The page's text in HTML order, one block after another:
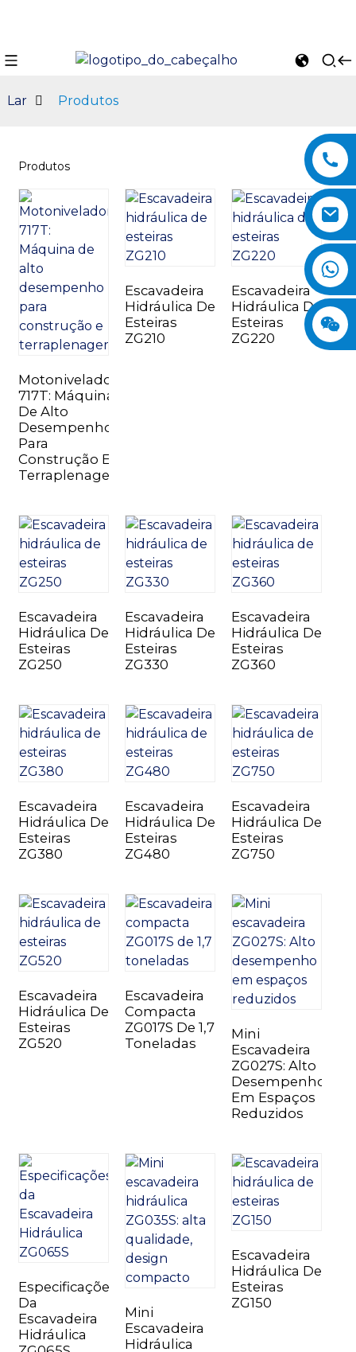
Lar Produtos
Produtos
Motoniveladora
717T: Máquina
De Alto
Desempenho
Para
Construção E
Terraplenagem
Escavadeira
Hidráulica De
Esteiras
ZG210
Escavadeira
Hidráulica De
Esteiras
ZG220
Escavadeira
Hidráulica De
Esteiras
ZG250
Escavadeira
Hidráulica De
Esteiras
ZG330
Escavadeira
Hidráulica De
Esteiras
ZG360
Escavadeira
Hidráulica De
Esteiras
ZG380
Escavadeira
Hidráulica De
Esteiras
ZG480
Escavadeira
Hidráulica De
Esteiras
ZG750
Escavadeira
Hidráulica De
Esteiras
ZG520
Escavadeira
Compacta
ZG017S De 1,7
Toneladas
Mini
Escavadeira
ZG027S: Alto
Desempenho
Em Espaços
Reduzidos
Especificações
Da
Escavadeira
Hidráulica
Mini
Escavadeira
Hidráulica
Escavadeira
Hidráulica De
Esteiras
ZG150